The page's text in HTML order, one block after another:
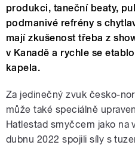
produkci, taneční beaty,
podmanivé refrény s
mají zkušenost třeba z
v Kanadě a rychle se
kapela.
Za jedinečný zvuk česko-
může také speciálně
Hatlestad smyčcem jako na
dubnu 2022 spojili síly s